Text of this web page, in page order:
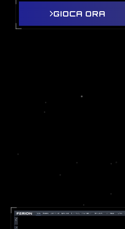
GIOCA ORA